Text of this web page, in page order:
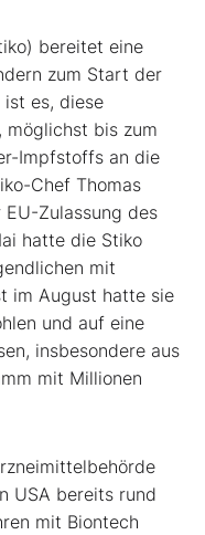
bereitet eine
zum Start der
es, diese
möglichst bis zum
Impfstoffs an die
Chef Thomas
Zulassung des
hatte die Stiko
mit
im August hatte sie
und auf eine
insbesondere aus
mit Millionen
USA bereits rund
mit Biontech